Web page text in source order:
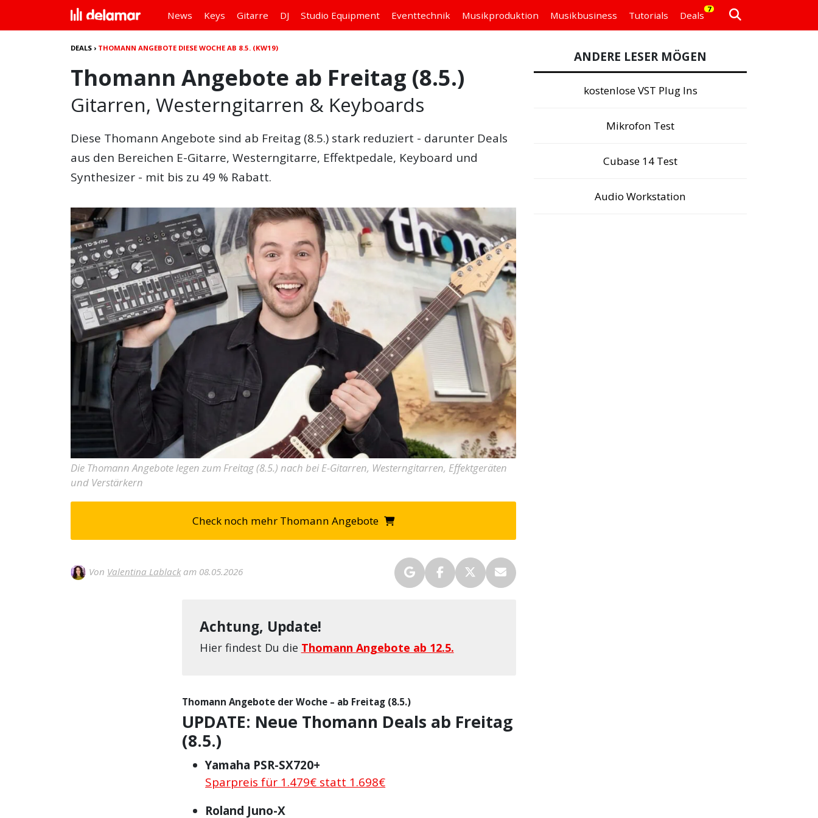
News Keys Gitarre DJ Studio Equipment Eventtechnik Musikproduktion Musikbusiness Tutorials Deals
7
DEALS › THOMANN ANGEBOTE DIESE WOCHE AB 8.5. (KW19)
Thomann Angebote ab Freitag (8.5.)
Gitarren, Westerngitarren & Keyboards
Diese Thomann Angebote sind ab Freitag (8.5.) stark reduziert - darunter Deals
aus den Bereichen E-Gitarre, Westerngitarre, Effektpedale, Keyboard und
Synthesizer - mit bis zu 49 % Rabatt.
Die Thomann Angebote legen zum Freitag (8.5.) nach bei E-Gitarren, Westerngitarren, Effektgeräten
und Verstärkern
Check noch mehr Thomann Angebote
Von Valentina Lablack am 08.05.2026
Achtung, Update!
Hier findest Du die Thomann Angebote ab 12.5.
Thomann Angebote der Woche – ab Freitag (8.5.)
UPDATE: Neue Thomann Deals ab Freitag
(8.5.)
Yamaha PSR-SX720+
Sparpreis für 1.479€ statt 1.698€
Roland Juno-X
ANDERE LESER MÖGEN
kostenlose VST Plug Ins
Mikrofon Test
Cubase 14 Test
Audio Workstation